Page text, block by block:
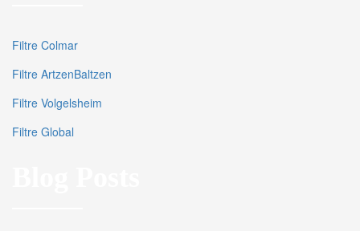
Filtre Colmar
Filtre ArtzenBaltzen
Filtre Volgelsheim
Filtre Global